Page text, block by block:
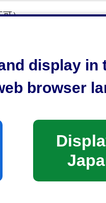
display in
browser
可）
町10番30号 電話054-